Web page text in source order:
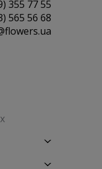
355 77 55
565 56 68